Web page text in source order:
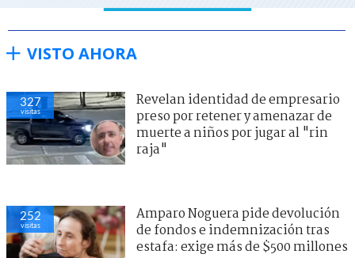
VISTO AHORA
327
visitas
Revelan identidad de empresario
preso por retener y amenazar de
muerte a niños por jugar al "rin
raja"
252
visitas
Amparo Noguera pide devolución
de fondos e indemnización tras
estafa: exige más de $500 millones